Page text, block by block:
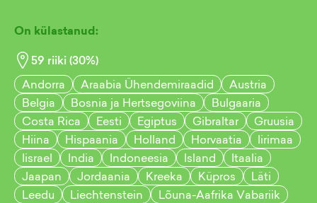
On külastanud:
59 riiki (30%)
Andorra
Araabia Ühendemiraadid
Austria
Belgia
Bosnia ja Hertsegoviina
Bulgaaria
Costa Rica
Eesti Egiptus Gibraltar
Gruusia
Hiina
Hispaania Holland Horvaatia
Iirimaa
Iisrael
India Indoneesia Island
Itaalia
Jaapan
Jordaania Kreeka Küpros
Läti
Leedu
Liechtenstein
Lõuna-Aafrika Vabariik